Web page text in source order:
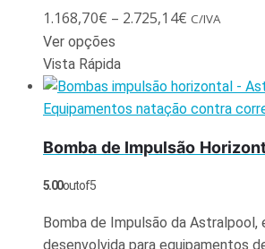
1.168,70€ – 2.725,14€ C/IVA
Ver opções
Vista Rápida
Equipamentos natação contra
Bomba de Impulsão
5.00out of 5
Bomba de Impulsão da
desenvolvida para equipamentos